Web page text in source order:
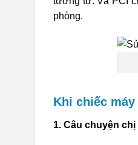
phòng.
Khi chiếc
1. Câu chuyện